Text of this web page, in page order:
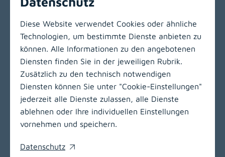
Zur Hauptnavigation
Diese Website verwendet Cookies oder ähnliche
Technologien, um bestimmte Dienste anbieten zu
können. Alle Informationen zu den angebotenen
Diensten finden Sie in der jeweiligen Rubrik.
Zusätzlich zu den technisch notwendigen
Diensten können Sie unter "Cookie-Einstellungen"
jederzeit alle Dienste zulassen, alle Dienste
ablehnen oder Ihre individuellen Einstellungen
vornehmen und speichern.
Datenschutz
(opens in a new window)